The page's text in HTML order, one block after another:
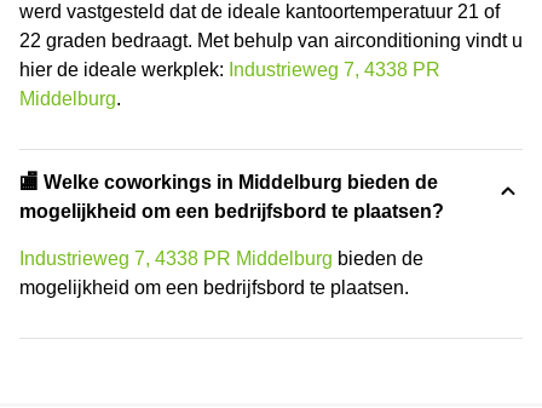
werd vastgesteld dat de ideale kantoortemperatuur 21 of
22 graden bedraagt. Met behulp van airconditioning vindt u
hier de ideale werkplek: Industrieweg 7, 4338 PR
Middelburg.
🏬 Welke coworkings in Middelburg bieden de
mogelijkheid om een bedrijfsbord te plaatsen?
Industrieweg 7, 4338 PR Middelburg bieden de
mogelijkheid om een bedrijfsbord te plaatsen.